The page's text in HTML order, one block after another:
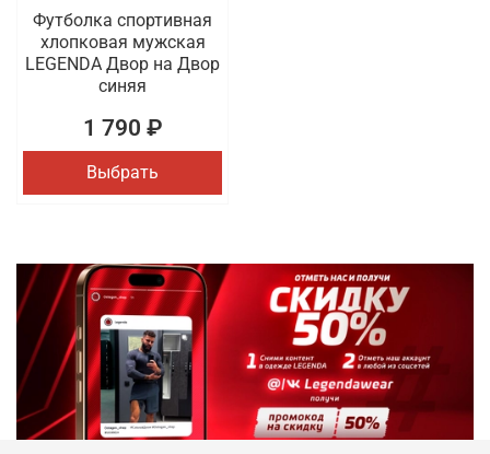
Футболка спортивная
хлопковая мужская
LEGENDA Двор на Двор
синяя
1 790 ₽
Выбрать